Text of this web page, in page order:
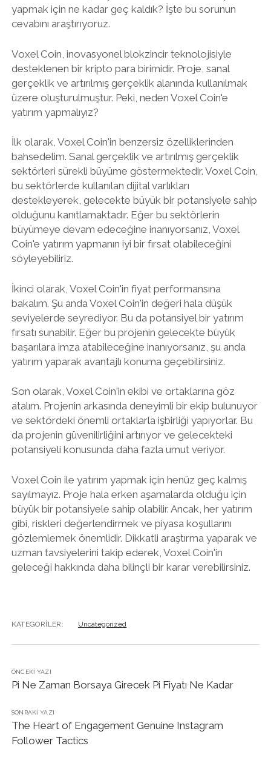
yapmak için ne kadar geç kaldık? İşte bu sorunun
cevabını araştırıyoruz.
Voxel Coin, inovasyonel blokzincir teknolojisiyle
desteklenen bir kripto para birimidir. Proje, sanal
gerçeklik ve artırılmış gerçeklik alanında kullanılmak
üzere oluşturulmuştur. Peki, neden Voxel Coin'e
yatırım yapmalıyız?
İlk olarak, Voxel Coin'in benzersiz özelliklerinden
bahsedelim. Sanal gerçeklik ve artırılmış gerçeklik
sektörleri sürekli büyüme göstermektedir. Voxel Coin,
bu sektörlerde kullanılan dijital varlıkları
destekleyerek, gelecekte büyük bir potansiyele sahip
olduğunu kanıtlamaktadır. Eğer bu sektörlerin
büyümeye devam edeceğine inanıyorsanız, Voxel
Coin'e yatırım yapmanın iyi bir fırsat olabileceğini
söyleyebiliriz.
İkinci olarak, Voxel Coin'in fiyat performansına
bakalım. Şu anda Voxel Coin'in değeri hala düşük
seviyelerde seyrediyor. Bu da potansiyel bir yatırım
fırsatı sunabilir. Eğer bu projenin gelecekte büyük
başarılara imza atabileceğine inanıyorsanız, şu anda
yatırım yaparak avantajlı konuma geçebilirsiniz.
Son olarak, Voxel Coin'in ekibi ve ortaklarına göz
atalım. Projenin arkasında deneyimli bir ekip bulunuyor
ve sektördeki önemli ortaklarla işbirliği yapıyorlar. Bu
da projenin güvenilirliğini artırıyor ve gelecekteki
potansiyeli konusunda daha fazla umut veriyor.
Voxel Coin ile yatırım yapmak için henüz geç kalmış
sayılmayız. Proje hala erken aşamalarda olduğu için
büyük bir potansiyele sahip olabilir. Ancak, her yatırım
gibi, riskleri değerlendirmek ve piyasa koşullarını
gözlemlemek önemlidir. Dikkatli araştırma yaparak ve
uzman tavsiyelerini takip ederek, Voxel Coin'in
geleceği hakkında daha bilinçli bir karar verebilirsiniz.
KATEGORILER: Uncategorized
ÖNCEKI YAZI
Pi Ne Zaman Borsaya Girecek Pi Fiyatı Ne Kadar
SONRAKI YAZI
The Heart of Engagement Genuine Instagram
Follower Tactics